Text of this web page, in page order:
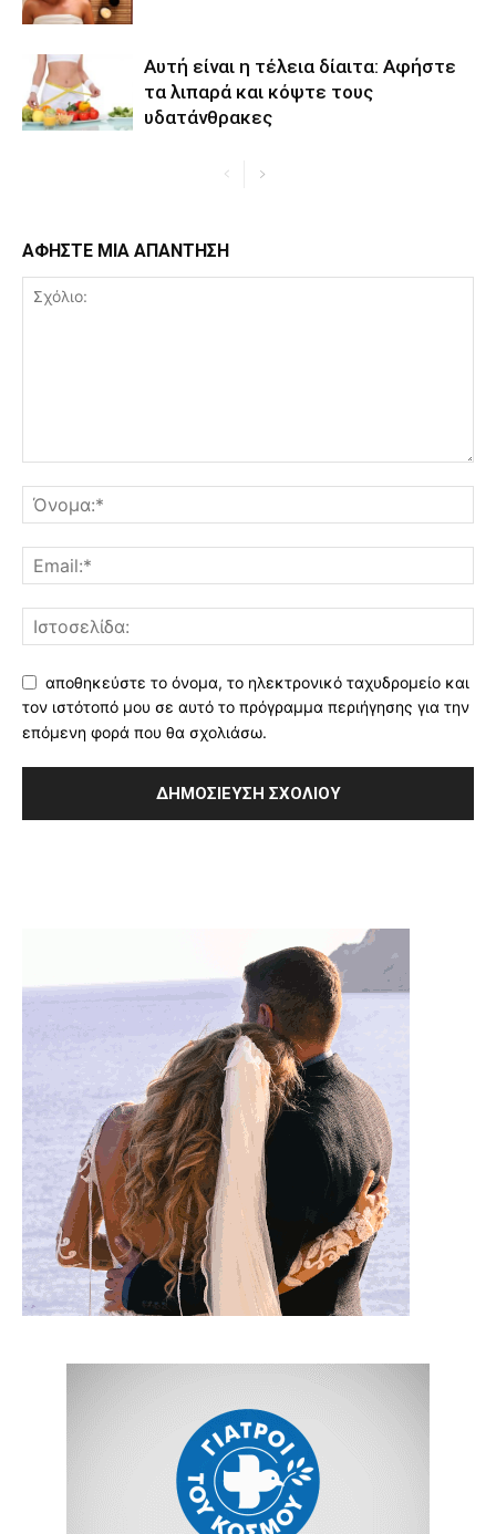
Αυτή είναι η τέλεια δίαιτα: Αφήστε
τα λιπαρά και κόψτε τους
υδατάνθρακες
ΑΦΗΣΤΕ ΜΙΑ ΑΠΑΝΤΗΣΗ
αποθηκεύστε το όνομα, το ηλεκτρονικό ταχυδρομείο και
τον ιστότοπό μου σε αυτό το πρόγραμμα περιήγησης για την
επόμενη φορά που θα σχολιάσω.